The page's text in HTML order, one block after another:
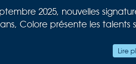
2025, nouvelles
Colore présente les
le jazz ! Mais au gré des
porte … vers d’autres
Lire